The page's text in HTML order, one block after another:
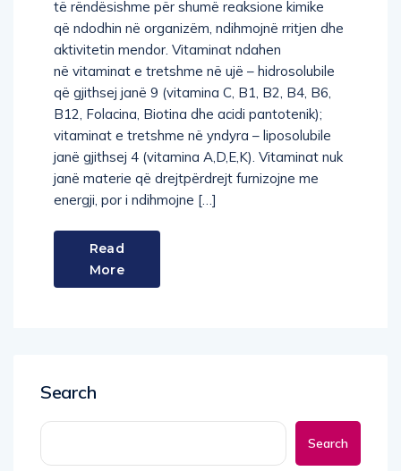
të rëndësishme për shumë reaksione kimike
që ndodhin në organizëm, ndihmojnë rritjen dhe
aktivitetin mendor. Vitaminat ndahen
në vitaminat e tretshme në ujë – hidrosolubile
që gjithsej janë 9 (vitamina C, B1, B2, B4, B6,
B12, Folacina, Biotina dhe acidi pantotenik);
vitaminat e tretshme në yndyra – liposolubile
janë gjithsej 4 (vitamina A,D,E,K). Vitaminat nuk
janë materie që drejtpërdrejt furnizojne me
energji, por i ndihmojne […]
Read
More
Search
Search